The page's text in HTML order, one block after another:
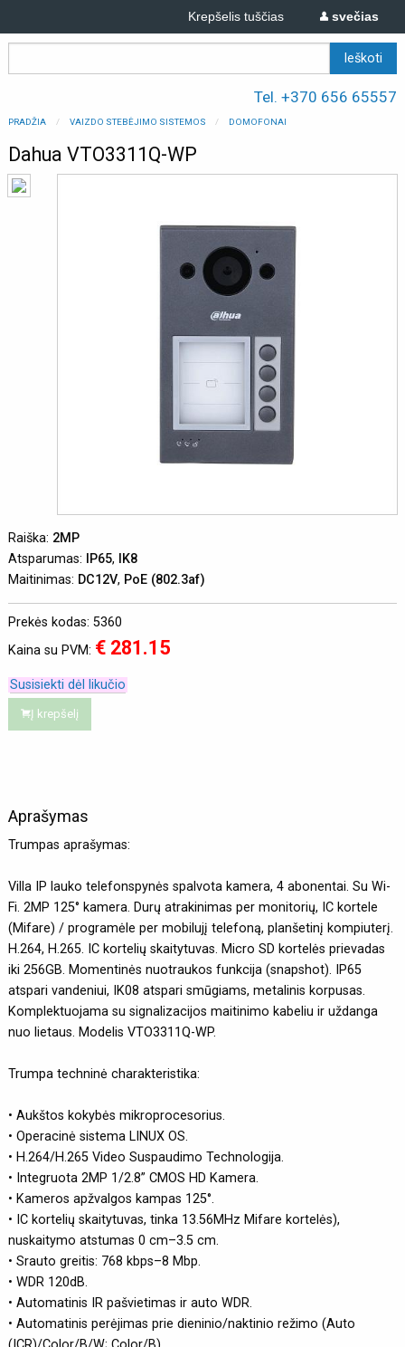
svečias
Krepšelis tuščias
Tel. +370 656 65557
PRADŽIA VAIZDO STEBĖJIMO SISTEMOS DOMOFONAI
Dahua VTO3311Q-WP
Raiška: 2MP
Atsparumas:
IP65,
IK8
Maitinimas: DC12V, PoE (802.3af)
Prekės kodas: 5360
Kaina su PVM: € 281.15
Susisiekti dėl likučio
Į krepšelį
Aprašymas
Trumpas aprašymas:
Villa IP lauko telefonspynės spalvota kamera, 4 abonentai. Su Wi-
Fi. 2MP 125° kamera. Durų atrakinimas per monitorių, IC kortele
(Mifare) / programėle per mobilujį telefoną, planšetinį kompiuterį.
H.264, H.265. IC kortelių skaitytuvas. Micro SD kortelės prievadas
iki 256GB. Momentinės nuotraukos funkcija (snapshot). IP65
atspari vandeniui, IK08 atspari smūgiams, metalinis korpusas.
Komplektuojama su signalizacijos maitinimo kabeliu ir uždanga
nuo lietaus. Modelis VTO3311Q-WP.
Trumpa techninė charakteristika:
• Aukštos kokybės mikroprocesorius.
• Operacinė sistema LINUX OS.
• H.264/H.265 Video Suspaudimo Technologija.
• Integruota 2MP 1/2.8” CMOS HD Kamera.
• Kameros apžvalgos kampas 125°.
• IC kortelių skaitytuvas, tinka 13.56MHz Mifare kortelės),
nuskaitymo atstumas 0 cm–3.5 cm.
• Srauto greitis: 768 kbps–8 Mbp.
• WDR 120dB.
• Automatinis IR pašvietimas ir auto WDR.
• Automatinis perėjimas prie dieninio/naktinio režimo (Auto